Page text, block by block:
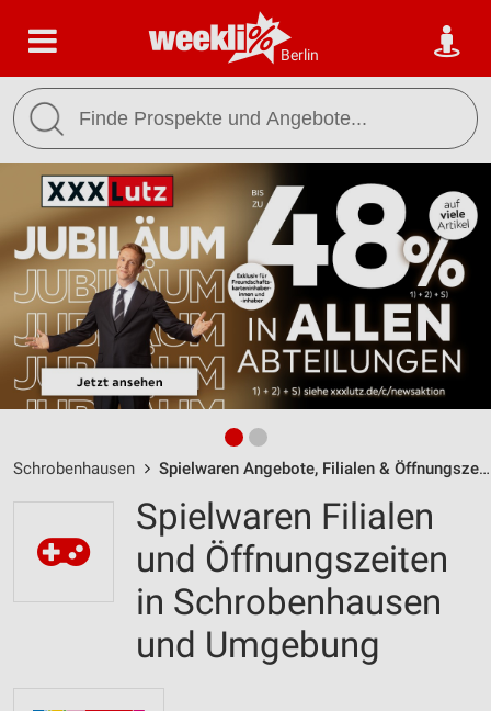
Berlin
Schrobenhausen Spielwaren Angebote, Filialen & Öffnungszeiten
Spielwaren Filialen
und Öffnungszeiten
in Schrobenhausen
und Umgebung